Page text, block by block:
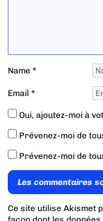
Name*
Email*
Oui, ajoutez-moi à
Prévenez-moi de
Prévenez-moi de
Les commentaires
Ce site utilise Akismet